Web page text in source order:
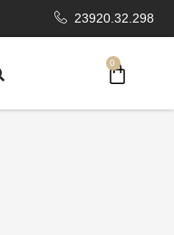
23920.32.298
0